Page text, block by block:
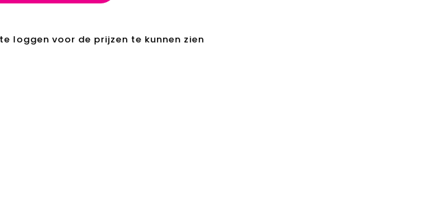
loggen voor de prijzen te kunnen zien